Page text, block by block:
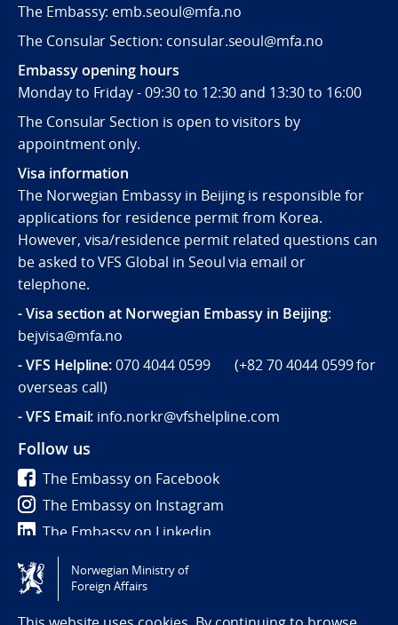
The Embassy: emb.seoul@mfa.no
The Consular Section: consular.seoul@mfa.no
Embassy opening hours
Monday to Friday - 09:30 to 12:30 and 13:30 to 16:00
The Consular Section is open to visitors by
appointment only.
Visa information
The Norwegian Embassy in Beijing is responsible for
applications for residence permit from Korea.
However, visa/residence permit related questions can
be asked to VFS Global in Seoul via email or
telephone.
- Visa section at Norwegian Embassy in Beijing:
bejvisa@mfa.no
- VFS Helpline:070 4044 0599 (+82 70 4044 0599for
overseas call)
- VFS Email: info.norkr@vfshelpline.com
Follow us
The Embassy on Facebook
The Embassy on Instagram
The Embassy on Linkedin
Tilgjengelighetserklæring / Accessibility statement
(NO)
Norwegian Ministry of
Foreign Affairs